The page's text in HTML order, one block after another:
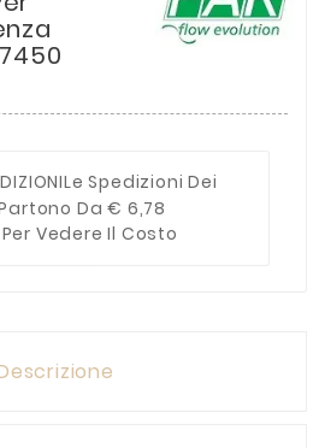
Le Spedizioni Dei
Da € 6,78
Vedere Il Costo